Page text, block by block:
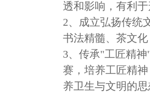
透和影响，有利
2、成立弘扬传统
书法精髓、茶文
3、传承"工匠精
赛，培养工匠精
养卫生与文明的